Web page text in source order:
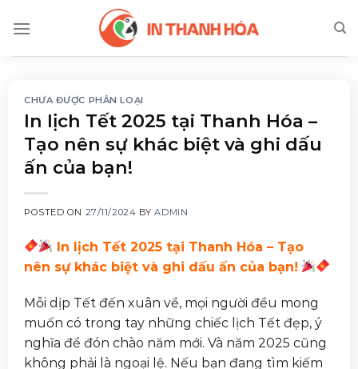
CHƯA ĐƯỢC PHÂN LOẠI
In lịch Tết 2025 tại Thanh Hóa –
Tạo nên sự khác biệt và ghi dấu
ấn của bạn!
POSTED ON 27/11/2024 BYADMIN
In lịch Tết 2025 tại Thanh Hóa – Tạo
nên sự khác biệt và ghi dấu ấn của bạn!
Mỗi dịp Tết đến xuân về, mọi người đều mong
muốn có trong tay những chiếc lịch Tết đẹp, ý
nghĩa để đón chào năm mới. Và năm 2025 cũng
không phải là ngoại lệ. Nếu bạn đang tìm kiếm